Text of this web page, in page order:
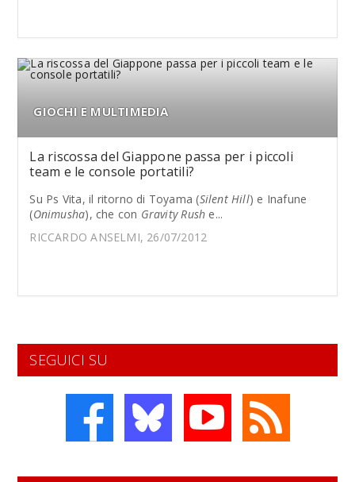
GIOCHI E MULTIMEDIA
La riscossa del Giappone passa per i piccoli
team e le console portatili?
Su Ps Vita, il ritorno di Toyama (Silent Hill) e Inafune
(Onimusha), che con Gravity Rush e...
RICCARDO ANSELMI, 26/07/2012
SEGUICI SU